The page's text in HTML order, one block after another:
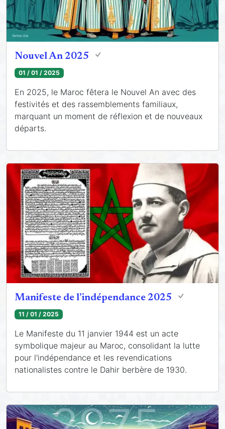
Nouvel An 2025
01 / 01 / 2025
En 2025, le Maroc fêtera le Nouvel An avec des
festivités et des rassemblements familiaux,
marquant un moment de réflexion et de nouveaux
départs.
Manifeste de l’indépendance 2025
11 / 01 / 2025
Le Manifeste du 11 janvier 1944 est un acte
symbolique majeur au Maroc, consolidant la lutte
pour l'indépendance et les revendications
nationalistes contre le Dahir berbère de 1930.